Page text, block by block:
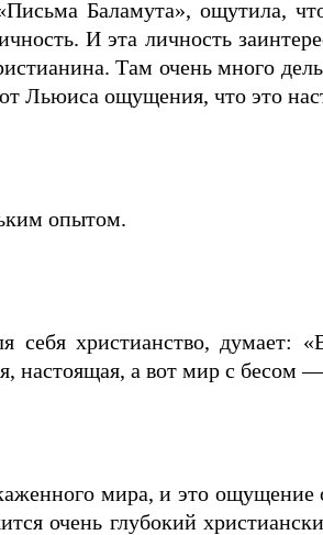
Баламута», ощутила,
И эта личность
Там очень много
Льюиса ощущения, что это
опытом.
христианство, думает:
настоящая, а вот мир с бесом
мира, и это
очень глубокий